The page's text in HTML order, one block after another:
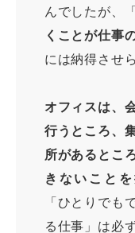
んでしたが、
くことが仕事
には納得させ
オフィスは、
行うところ、
所があるとこ
きないこと
「ひとりでも
る仕事」は必